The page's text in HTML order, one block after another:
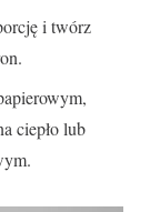
i twórz
ciepło lub